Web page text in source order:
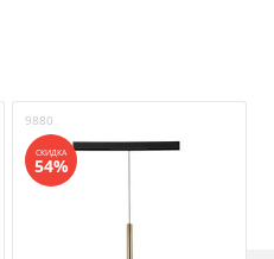
9880
СКИДКА
54%